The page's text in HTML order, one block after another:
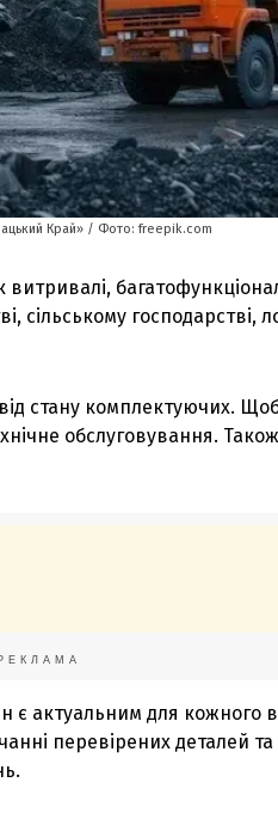
Край» / Фото: freepik.com
сільському господарстві,
стану комплектуючих.
обслуговування.
є актуальним для кожного
перевірених деталей